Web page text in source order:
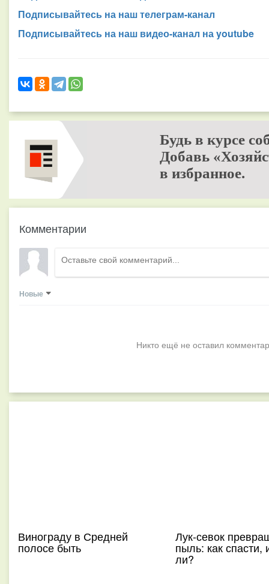
Подписывайтесь на наш телеграм-канал
Подписывайтесь на наш видео-канал на youtube
Будь в курсе
Добавь
в избранное.
Комментарии
Новые
Никто ещё не оставил
Винограду в Средней
полосе быть
Лук-севок
пыль: как спасти,
ли?